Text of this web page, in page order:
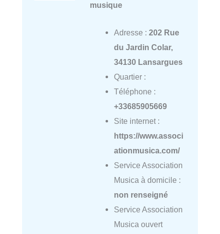
musique
Adresse : 202 Rue
du Jardin Colar,
34130 Lansargues
Quartier :
Téléphone :
+33685905669
Site internet :
https://www.associ
ationmusica.com/
Service Association
Musica à domicile :
non renseigné
Service Association
Musica ouvert